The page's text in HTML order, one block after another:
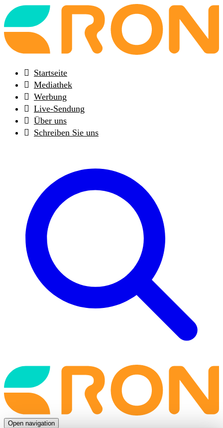
Back
to
frontpage
Startseite
Mediathek
Werbung
Live-Sendung
Über uns
Schreiben Sie uns
Back
to
frontpage
Open navigation